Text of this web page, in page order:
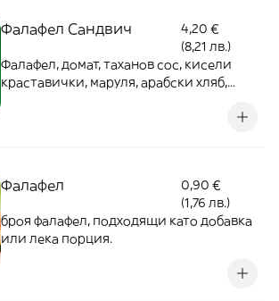
Фалафел Сандвич
4,20 €
(8,21 лв.)
Фалафел, домат, таханов сос, кисели
краставички, маруля, арабски хляб,
Фалафел
0,90 €
(1,76 лв.)
броя фалафел, подходящи като добавка
или лека порция.